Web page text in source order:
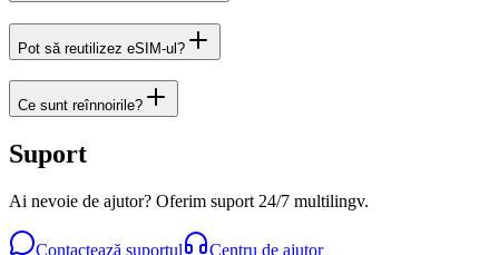
Pot să reutilizez eSIM-ul?
Ce sunt reînnoirile?
Suport
Ai nevoie de ajutor? Oferim suport 24/7 multilingv.
Contactează suportul Centru de ajutor